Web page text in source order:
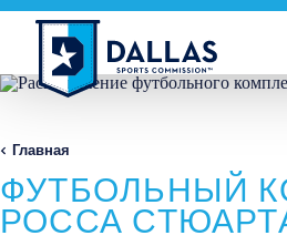
Перейти к содержанию
Главная
ФУТБОЛЬНЫЙ
РОССА